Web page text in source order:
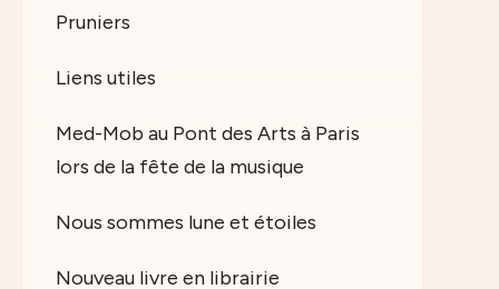
Pruniers
Liens utiles
Med-Mob au Pont des Arts à Paris
lors de la fête de la musique
Nous sommes lune et étoiles
Nouveau livre en librairie